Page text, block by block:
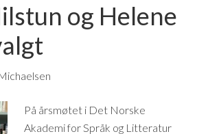
og Helene
På årsmøtet i Det Norske
Akademi for Språk og Litteratur